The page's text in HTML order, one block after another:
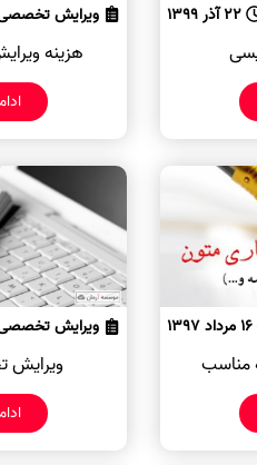
ویرایش
هزینه
مناسب
ویرایش
ویرایش